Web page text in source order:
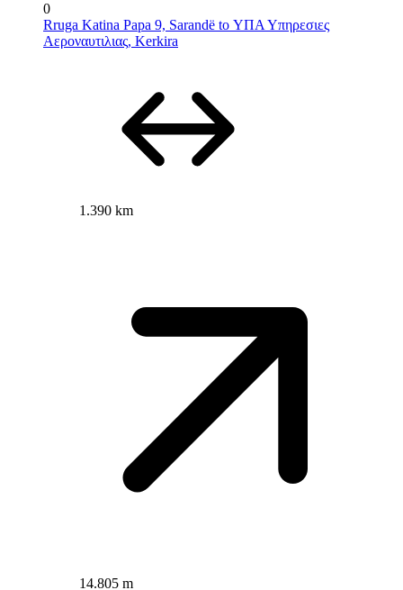
0
Rruga Katina Papa 9, Sarandë to ΥΠΑ Υπηρεσιες
Αεροναυτιλιας, Kerkira
1.390 km
14.805 m